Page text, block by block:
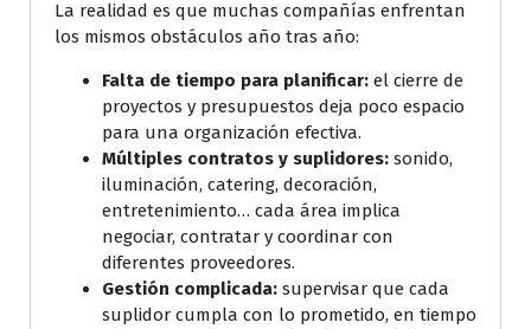
La realidad es que muchas compañías enfrentan
los mismos obstáculos año tras año:
Falta de tiempo para planificar: el cierre de
proyectos y presupuestos deja poco espacio
para una organización efectiva.
Múltiples contratos y suplidores: sonido,
iluminación, catering, decoración,
entretenimiento… cada área implica
negociar, contratar y coordinar con
diferentes proveedores.
Gestión complicada: supervisar que cada
suplidor cumpla con lo prometido, en tiempo